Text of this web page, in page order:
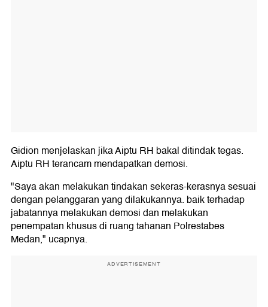
Gidion menjelaskan jika Aiptu RH bakal ditindak tegas.
Aiptu RH terancam mendapatkan demosi.
"Saya akan melakukan tindakan sekeras-kerasnya sesuai
dengan pelanggaran yang dilakukannya. baik terhadap
jabatannya melakukan demosi dan melakukan
penempatan khusus di ruang tahanan Polrestabes
Medan," ucapnya.
ADVERTISEMENT